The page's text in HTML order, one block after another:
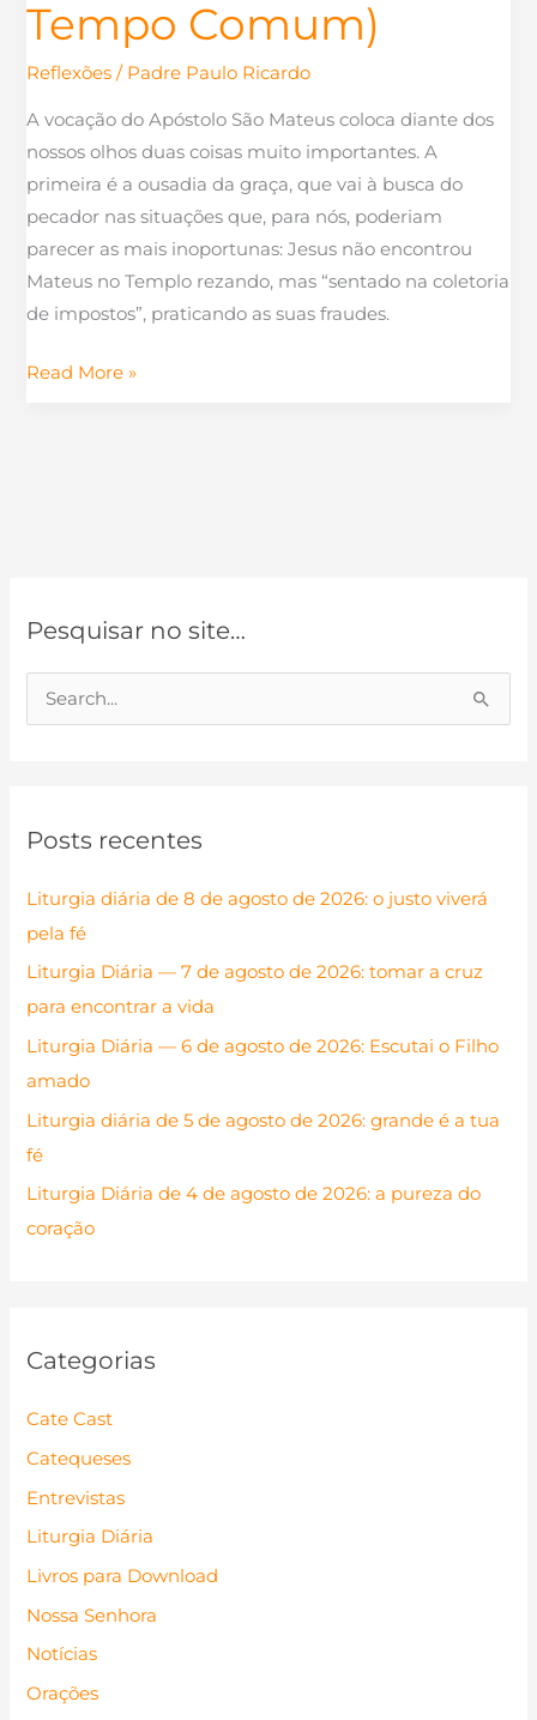
Tempo Comum)
Reflexões / Padre Paulo Ricardo
A vocação do Apóstolo São Mateus coloca diante dos
nossos olhos duas coisas muito importantes. A
primeira é a ousadia da graça, que vai à busca do
pecador nas situações que, para nós, poderiam
parecer as mais inoportunas: Jesus não encontrou
Mateus no Templo rezando, mas “sentado na coletoria
de impostos”, praticando as suas fraudes.
Read More »
Pesquisar no site…
u
a
r
p
o
r
:
Posts recentes
Liturgia diária de 8 de agosto de 2026: o justo viverá
pela fé
Liturgia Diária — 7 de agosto de 2026: tomar a cruz
para encontrar a vida
Liturgia Diária — 6 de agosto de 2026: Escutai o Filho
amado
Liturgia diária de 5 de agosto de 2026: grande é a tua
fé
Liturgia Diária de 4 de agosto de 2026: a pureza do
coração
Categorias
Cate Cast
Catequeses
Entrevistas
Liturgia Diária
Livros para Download
Nossa Senhora
Notícias
Orações